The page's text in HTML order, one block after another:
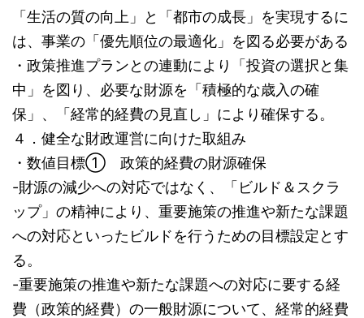
「生活の質の向上」と「都市の成長」を実現するに
は、事業の「優先順位の最適化」を図る必要がある
・政策推進プランとの連動により「投資の選択と集
中」を図り、必要な財源を「積極的な歳入の確
保」、「経常的経費の見直し」により確保する。
４．健全な財政運営に向けた取組み
・数値目標① 政策的経費の財源確保
-財源の減少への対応ではなく、「ビルド＆スクラ
ップ」の精神により、重要施策の推進や新たな課題
への対応といったビルドを行うための目標設定とす
る。
-重要施策の推進や新たな課題への対応に要する経
費（政策的経費）の一般財源について、経常的経費